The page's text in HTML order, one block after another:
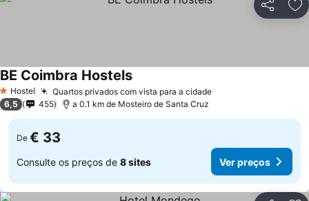
Partilhar
1 Estrelas
Hostel Quartos privados com vista para a cidadeVer preços
BE Coimbra HostelsVer preços
6,5 455 a 0.1 km de Mosteiro de Santa Cruz
De € 33
Consulte os preços de 8 sites Ver preços